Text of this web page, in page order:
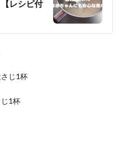
レシピ付
じ1杯
1杯